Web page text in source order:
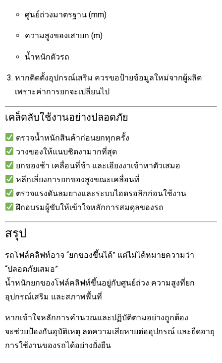
ศูนย์ถ่วงมาตรฐาน (mm)
ความสูงของเสายก (m)
น้ำหนักตัวรถ
หากติดตั้งอุปกรณ์เสริม ควรขอป้ายข้อมูลใหม่จากผู้ผลิต
เพราะค่าการยกจะเปลี่ยนไป
เคล็ดลับใช้งานอย่างปลอดภัย
ตรวจน้ำหนักสินค้าก่อนยกทุกครั้ง
วางของให้แนบชิดงามากที่สุด
ยกของช้า เคลื่อนที่ช้า และเอียงงาเข้าหาตัวเสมอ
หลีกเลี่ยงการยกของสูงขณะเคลื่อนที่
ตรวจแรงดันลมยางและระบบไฮดรอลิกก่อนใช้งาน
ฝึกอบรมผู้ขับให้เข้าใจหลักการสมดุลของรถ
สรุป
รถโฟล์คลิฟท์อาจ “ยกของขึ้นได้” แต่ไม่ได้หมายความว่า
“ปลอดภัยเสมอ”
น้ำหนักยกของโฟล์คลิฟท์ขึ้นอยู่กับศูนย์ถ่วง ความสูงที่ยก
อุปกรณ์เสริม และสภาพพื้นที่
หากเข้าใจหลักการคำนวณและปฏิบัติตามอย่างถูกต้อง
จะช่วยป้องกันอุบัติเหตุ ลดความเสียหายต่ออุปกรณ์ และยืดอายุ
การใช้งานของรถได้อย่างยั่งยืน